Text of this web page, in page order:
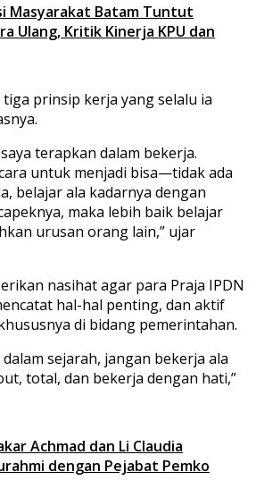
Masyarakat Batam Tuntut
Ulang, Kritik Kinerja KPU dan
prinsip kerja yang selalu ia
terapkan dalam bekerja.
untuk menjadi bisa—tidak ada
belajar ala kadarnya dengan
maka lebih baik belajar
urusan orang lain,” ujar
nasihat agar para Praja IPDN
hal-hal penting, dan aktif
di bidang pemerintahan.
sejarah, jangan bekerja ala
total, dan bekerja dengan hati,”
Achmad dan Li Claudia
dengan Pejabat Pemko